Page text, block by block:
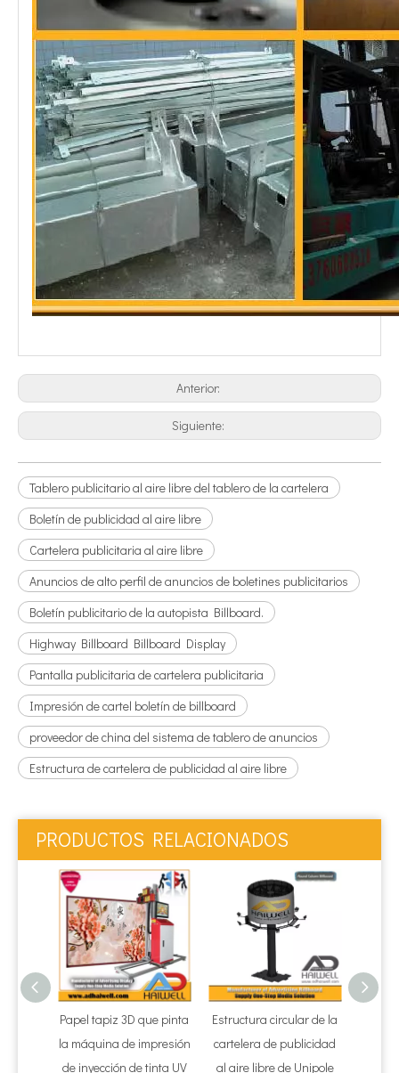
Anterior:
Siguiente:
Tablero publicitario al aire libre del tablero de la cartelera
Boletín de publicidad al aire libre
Cartelera publicitaria al aire libre
Anuncios de alto perfil de anuncios de boletines publicitarios
Boletín publicitario de la autopista Billboard.
Highway Billboard Billboard Display
Pantalla publicitaria de cartelera publicitaria
Impresión de cartel boletín de billboard
proveedor de china del sistema de tablero de anuncios
Estructura de cartelera de publicidad al aire libre
PRODUCTOS RELACIONADOS
Papel tapiz 3D que pinta
la máquina de impresión
de inyección de tinta UV
Estructura circular de la
cartelera de publicidad
al aire libre de Unipole